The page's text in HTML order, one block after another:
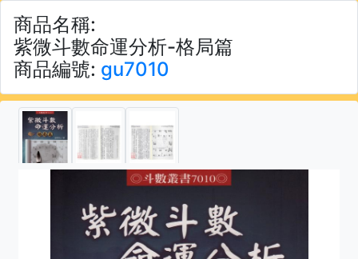
商品名稱:
紫微斗數命運分析-格局篇
商品編號: gu7010